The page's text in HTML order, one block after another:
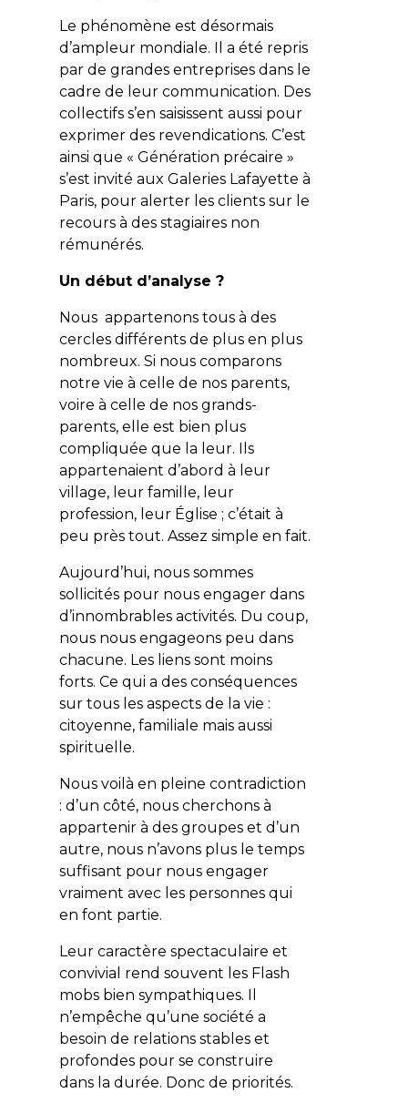
Le phénomène est désormais
d’ampleur mondiale. Il a été repris
par de grandes entreprises dans le
cadre de leur communication. Des
collectifs s’en saisissent aussi pour
exprimer des revendications. C’est
ainsi que « Génération précaire »
s’est invité aux Galeries Lafayette à
Paris, pour alerter les clients sur le
recours à des stagiaires non
rémunérés.
Un début d’analyse ?
Nous appartenons tous à des
cercles différents de plus en plus
nombreux. Si nous comparons
notre vie à celle de nos parents,
voire à celle de nos grands-
parents, elle est bien plus
compliquée que la leur. Ils
appartenaient d’abord à leur
village, leur famille, leur
profession, leur Église ; c’était à
peu près tout. Assez simple en fait.
Aujourd’hui, nous sommes
sollicités pour nous engager dans
d’innombrables activités. Du coup,
nous nous engageons peu dans
chacune. Les liens sont moins
forts. Ce qui a des conséquences
sur tous les aspects de la vie :
citoyenne, familiale mais aussi
spirituelle.
Nous voilà en pleine contradiction
: d’un côté, nous cherchons à
appartenir à des groupes et d’un
autre, nous n’avons plus le temps
suffisant pour nous engager
vraiment avec les personnes qui
en font partie.
Leur caractère spectaculaire et
convivial rend souvent les Flash
mobs bien sympathiques. Il
n’empêche qu’une société a
besoin de relations stables et
profondes pour se construire
dans la durée. Donc de priorités.